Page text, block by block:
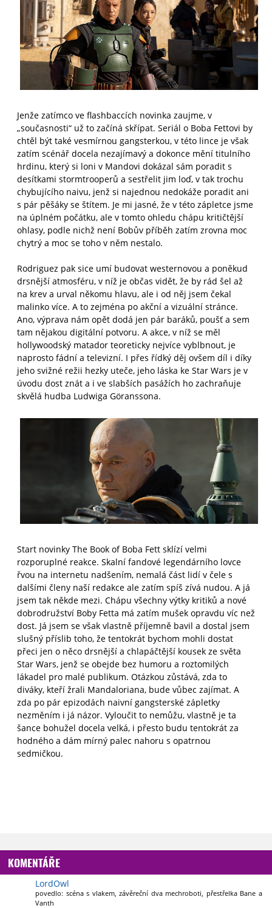
Jenže zatímco ve flashbaccích novinka zaujme, v
„současnosti“ už to začíná skřípat. Seriál o Boba Fettovi by
chtěl být také vesmírnou gangsterkou, v této lince je však
zatím scénář docela nezajímavý a dokonce mění titulního
hrdinu, který si loni v Mandovi dokázal sám poradit s
desítkami stormtrooperů a sestřelit jim loď, v tak trochu
chybujícího naivu, jenž si najednou nedokáže poradit ani
s pár pěšáky se štítem. Je mi jasné, že v této zápletce jsme
na úplném počátku, ale v tomto ohledu chápu kritičtější
ohlasy, podle nichž není Bobův příběh zatím zrovna moc
chytrý a moc se toho v něm nestalo.
Rodriguez pak sice umí budovat westernovou a poněkud
drsnější atmosféru, v níž je občas vidět, že by rád šel až
na krev a urval někomu hlavu, ale i od něj jsem čekal
malinko více. A to zejména po akční a vizuální stránce.
Ano, výprava nám opět dodá jen pár baráků, poušť a sem
tam nějakou digitální potvoru. A akce, v níž se měl
hollywoodský matador teoreticky nejvíce vyblbnout, je
naprosto fádní a televizní. I přes řídký děj ovšem díl i díky
jeho svižné režii hezky uteče, jeho láska ke Star Wars je v
úvodu dost znát a i ve slabších pasážích ho zachraňuje
skvělá hudba Ludwiga Göranssona.
Start novinky The Book of Boba Fett sklízí velmi
rozporuplné reakce. Skalní fandové legendárního lovce
řvou na internetu nadšením, nemalá část lidí v čele s
dalšími členy naší redakce ale zatím spíš zívá nudou. A já
jsem tak někde mezi. Chápu všechny výtky kritiků a nové
dobrodružství Boby Fetta má zatím mušek opravdu víc než
dost. Já jsem se však vlastně příjemně bavil a dostal jsem
slušný příslib toho, že tentokrát bychom mohli dostat
přeci jen o něco drsnější a chlapáčtější kousek ze světa
Star Wars, jenž se obejde bez humoru a roztomilých
lákadel pro malé publikum. Otázkou zůstává, zda to
diváky, kteří žrali Mandaloriana, bude vůbec zajímat. A
zda po pár epizodách naivní gangsterské zápletky
nezměním i já názor. Vyloučit to nemůžu, vlastně je ta
šance bohužel docela velká, i přesto budu tentokrát za
hodného a dám mírný palec nahoru s opatrnou
sedmičkou.
KOMENTÁŘE
LordOwl
povedlo: scéna s vlakem, závěreční dva mechroboti, přestřelka Bane a
Vanth